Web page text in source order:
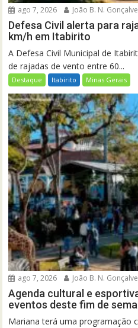
ago 7, 2026 João B. N.
Defesa Civil alerta para
km/h em Itabirito
A Defesa Civil Municipal de
de rajadas de vento entre 60...
Destaque Itabirito Minas Gerais
ago 7, 2026 João B. N.
Agenda cultural e
eventos deste fim de
Mariana terá uma programação